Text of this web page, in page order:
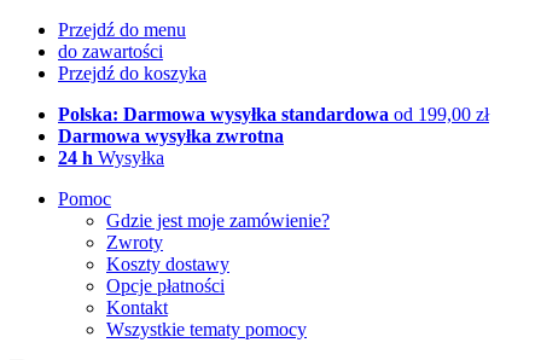
Przejdź do menu
do zawartości
Przejdź do koszyka
Polska: Darmowa wysyłka standardowa od 199,00 zł
Darmowa wysyłka zwrotna
24 h Wysyłka
Pomoc
Gdzie jest moje zamówienie?
Zwroty
Koszty dostawy
Opcje płatności
Kontakt
Wszystkie tematy pomocy